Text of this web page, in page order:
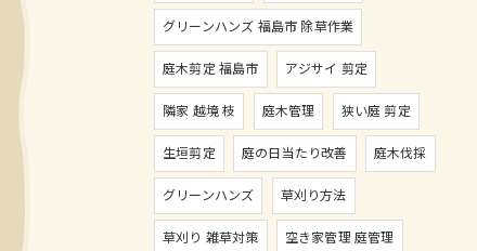
グリーンハンズ 福島市 除草作業
庭木剪定 福島市
アジサイ 剪定
隣家 越境 枝
庭木管理
狭い庭 剪定
生垣剪定
庭の日当たり改善
庭木伐採
グリーンハンズ
草刈り方法
草刈り 雑草対策
空き家管理 庭管理